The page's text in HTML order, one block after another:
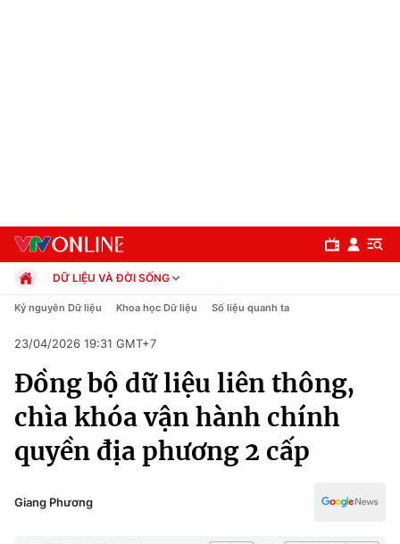
Chuyên mục
Chính trị
Xã hội
Pháp luật
DỮ LIỆU VÀ ĐỜI SỐNG
Chính trị
Pháp luật
Kinh tế
Thể thao
Truyền hình
Văn hóa - Giải trí
Công nghệ
Kỷ nguyên Dữ liệu Khoa học Dữ liệu Số liệu quanh ta
23/04/2026 19:31 GMT+7
Đồng bộ dữ liệu liên thông,
chìa khóa vận hành chính
quyền địa phương 2 cấp
Giang Phương